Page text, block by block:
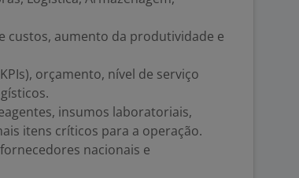
custos, aumento da produtividade e
orçamento, nível de serviço
insumos laboratoriais,
itens críticos para a operação.
nacionais e